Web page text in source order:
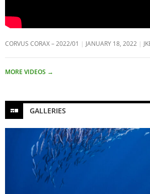
CORVUS CORAX – 2022/01 JANUARY 18, 2022
MORE VIDEOS →
GALLERIES